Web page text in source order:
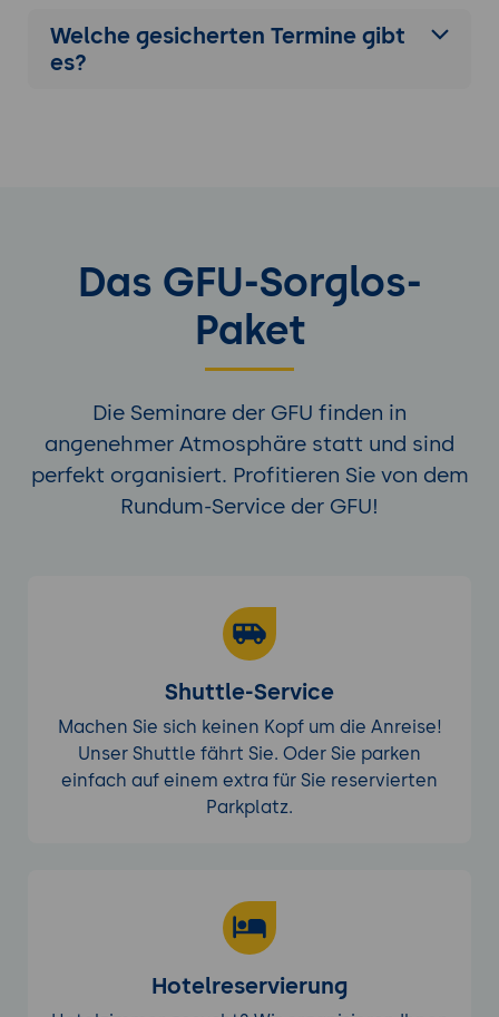
Welche gesicherten Termine gibt
es?
Das GFU-Sorglos-
Paket
Die Seminare der GFU finden in
angenehmer Atmosphäre statt und sind
perfekt organisiert. Profitieren Sie von dem
Rundum-Service der GFU!
Shuttle-Service
Machen Sie sich keinen Kopf um die Anreise!
Unser Shuttle fährt Sie. Oder Sie parken
einfach auf einem extra für Sie reservierten
Parkplatz.
Hotelreservierung